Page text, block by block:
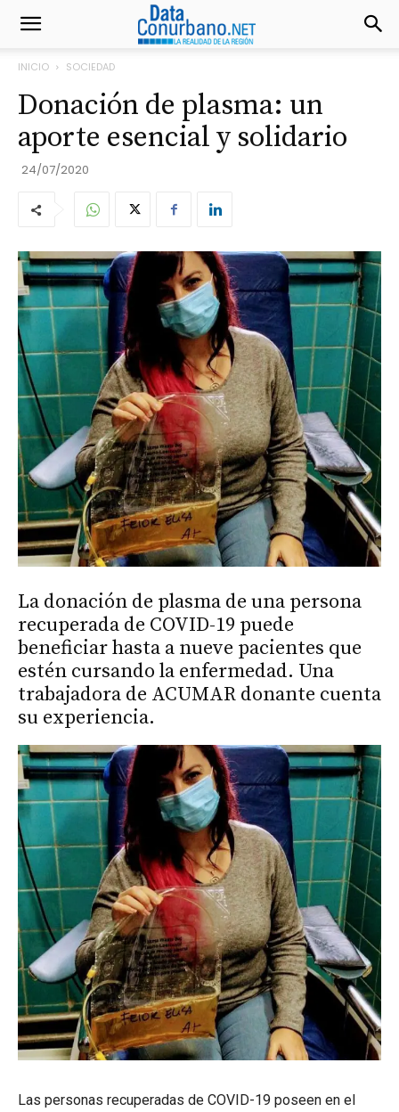
INICIO SOCIEDAD
Donación de plasma: un
aporte esencial y solidario
24/07/2020
La donación de plasma de una persona
recuperada de COVID-19 puede
beneficiar hasta a nueve pacientes que
estén cursando la enfermedad. Una
trabajadora de ACUMAR donante cuenta
su experiencia.
Las personas recuperadas de COVID-19 poseen en el